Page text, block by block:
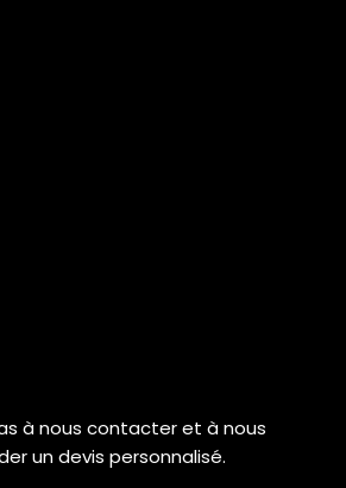
à nous contacter et à nous
un devis personnalisé.